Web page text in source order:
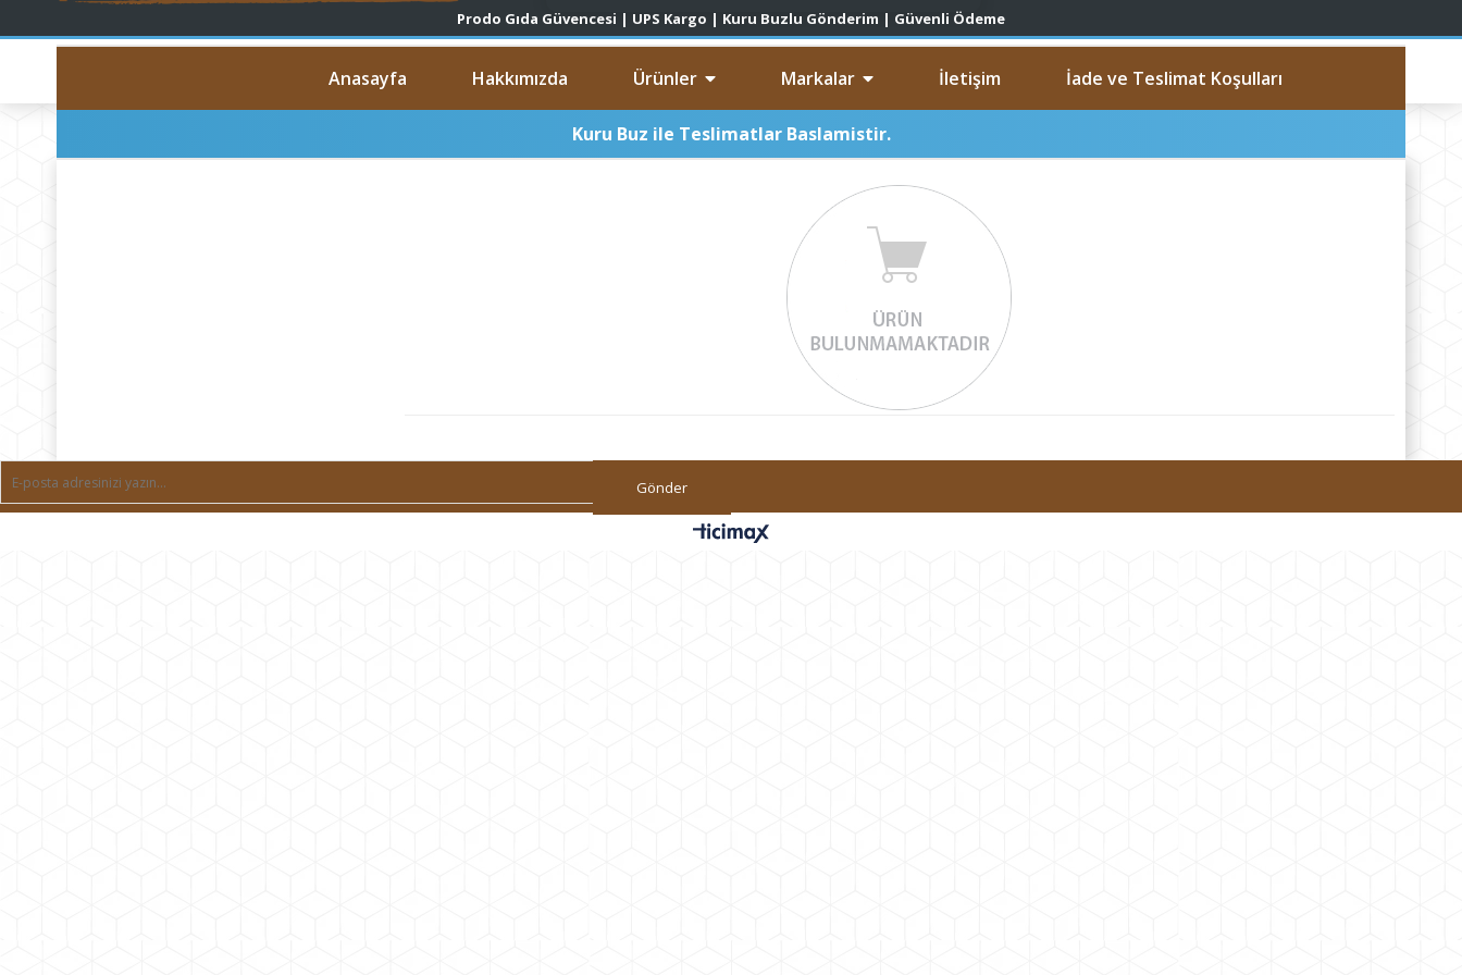
Anasayfa Hakkımızda Ürünler Markalar İletişim İade ve Teslimat Koşulları
Gönder